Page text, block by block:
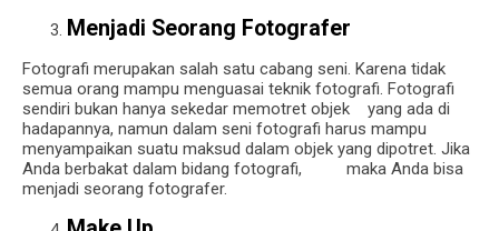
Menjadi Seorang Fotografer
Fotografi merupakan salah satu cabang seni. Karena tidak
semua orang mampu menguasai teknik fotografi. Fotografi
sendiri bukan hanya sekedar memotret objek yang ada di
hadapannya, namun dalam seni fotografi harus mampu
menyampaikan suatu maksud dalam objek yang dipotret. Jika
Anda berbakat dalam bidang fotografi, maka Anda bisa
menjadi seorang fotografer.